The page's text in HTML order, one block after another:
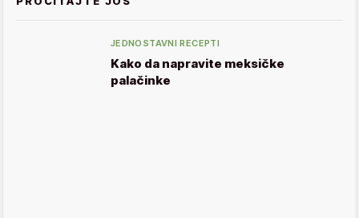
JEDNOSTAVNI RECEPTI
Kako da napravite meksičke
palačinke